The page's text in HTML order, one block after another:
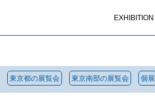
EXHIBITION
東京都の展覧会 東京南部の展覧会 個展